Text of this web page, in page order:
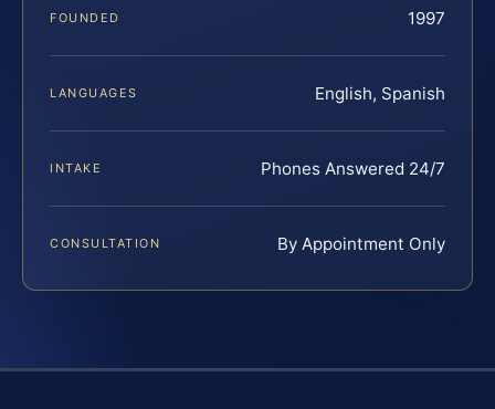
FOUNDED 1997
LANGUAGES English, Spanish
INTAKE Phones Answered 24/7
CONSULTATION By Appointment Only